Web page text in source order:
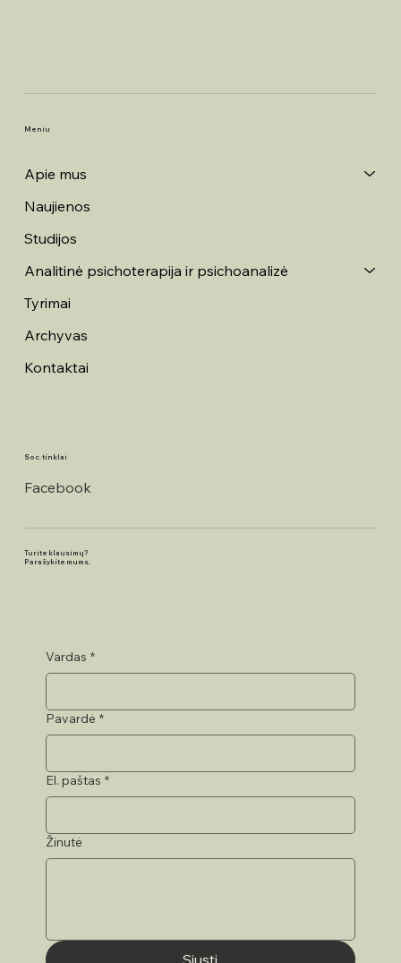
Meniu
Apie mus
Naujienos
Studijos
Analitinė psichoterapija ir psichoanalizė
Tyrimai
Archyvas
Kontaktai
Soc. tinklai
Facebook
Turite klausimų?
Parašykite mums.
Vardas *
Pavardė *
El. paštas *
Žinutė